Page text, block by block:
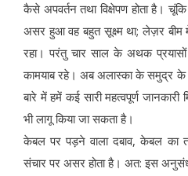
कैसे अपवर्तन तथा विक्षेपण होता है।
असर हुआ वह बहुत सूक्ष्म था; लेज़र बीम
रहा। परंतु चार साल के अथक
कामयाब रहे। अब अलास्का के समुद्र के
बारे में हमें कई सारी महत्वपूर्ण
भी लागू किया जा सकता है।
केबल पर पड़ने वाला दबाव, केबल का
संचार पर असर होता है। अत: इस